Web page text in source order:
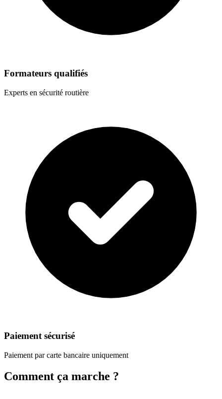
Formateurs qualifiés
Experts en sécurité routière
Paiement sécurisé
Paiement par carte bancaire uniquement
Comment ça marche ?